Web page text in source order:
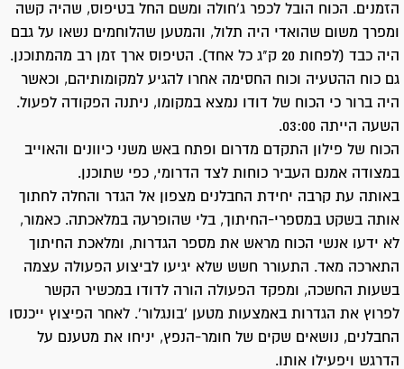
הזמנים. הכוח הובל לכפר ג'חולה ומשם החל בטיפוס, שהיה קשה
ומפרך משום שהואדי היה תלול, והמטען שהלוחמים נשאו על גבם
היה כבד (לפחות 20 ק"ג כל אחד). הטיפוס ארך זמן רב מהמתוכנן.
גם כוח ההטעיה וכוח החסימה אחרו להגיע למקומותיהם, וכאשר
היה ברור כי הכוח של דודו נמצא במקומו, ניתנה הפקודה לפעול.
השעה הייתה 03:00.
הכוח של פילון התקדם מדרום ופתח באש משני כיוונים והאוייב
במצודה אמנם העביר כוחות לצד הדרומי, כפי שתוכנן.
באותה עת קרבה יחידת החבלנים מצפון אל הגדר והחלה לחתוך
אותה בשקט במספרי-החיתוך, בלי שהופרעה במלאכתה. כאמור,
לא ידעו אנשי הכוח מראש את מספר הגדרות, ומלאכת החיתוך
התארכה מאד. התעורר חשש שלא יגיעו לביצוע הפעולה עצמה
בשעות החשכה, ומפקד הפעולה הורה לדודו במכשיר הקשר
לפרוץ את הגדרות באמצעות מטען 'בונגלור'. לאחר הפיצוץ ייכנסו
החבלנים, נושאים שקים של חומר-הנפץ, יניחו את מטענם על
הדרגש ויפעילו אותו.